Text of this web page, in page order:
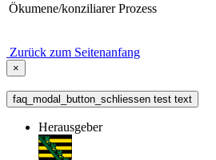
Ökumene/konziliarer Prozess
Zurück zum Seitenanfang
×
faq_modal_button_schliessen test text
Herausgeber